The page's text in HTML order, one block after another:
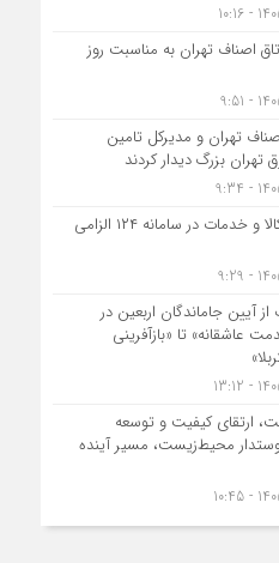
اصناف تهران به مناسبت روز
تهران و مدیرکل تامین
بزرگ دیدار کردند
ثبت قیمت کالا و خدمات در سامانه ۱۲۴ الزامی
آیین جاماندگان اربعین در
عاشقانه» تا «بازآفرینی
ارتقای کیفیت و توسعه
محیط‌زیست، مسیر آینده